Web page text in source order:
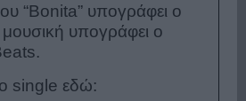
“Bonita” υπογράφει ο
υπογράφει ο
single εδώ: